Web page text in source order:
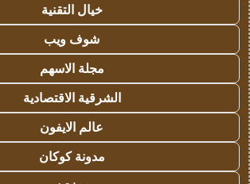
خيال التقنية
شوف ويب
مجلة الاسهم
الشرقية الاقتصادية
عالم الايفون
مدونة كوكان